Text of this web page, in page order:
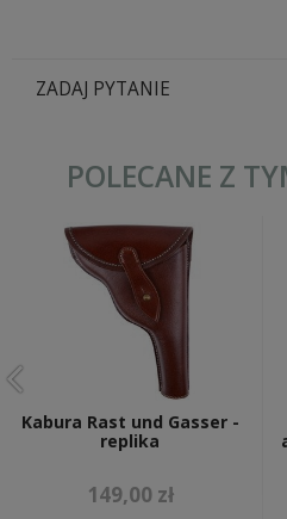
ZADAJ PYTANIE
POLECANE Z
Kabura Rast und Gasser -
replika
149,00 zł